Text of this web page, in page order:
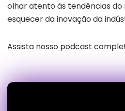
olhar atento às tendências do
esquecer da inovação da
Assista nosso podcast